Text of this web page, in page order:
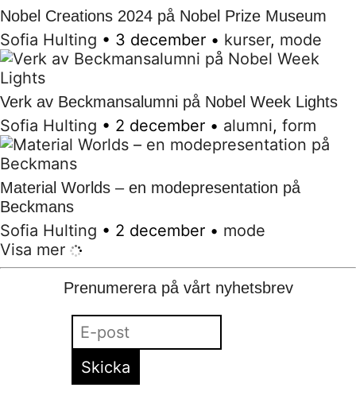
Nobel Creations 2024 på Nobel Prize Museum
Sofia Hulting • 3 december • kurser, mode
Verk av Beckmansalumni på Nobel Week Lights
Sofia Hulting • 2 december • alumni, form
Material Worlds – en modepresentation på
Beckmans
Sofia Hulting • 2 december • mode
Visa mer
Prenumerera på vårt nyhetsbrev